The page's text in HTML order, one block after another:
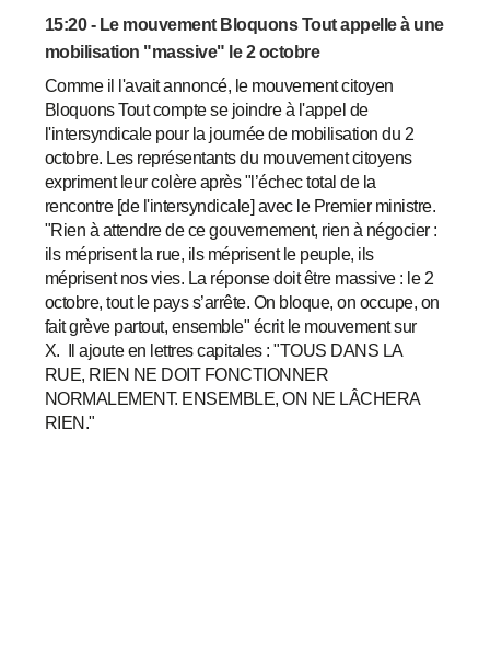
15:20 - Le mouvement Bloquons Tout appelle à une
mobilisation "massive" le 2 octobre
Comme il l'avait annoncé, le mouvement citoyen
Bloquons Tout compte se joindre à l'appel de
l'intersyndicale pour la journée de mobilisation du 2
octobre. Les représentants du mouvement citoyens
expriment leur colère après "l’échec total de la
rencontre [de l'intersyndicale] avec le Premier ministre.
"Rien à attendre de ce gouvernement, rien à négocier :
ils méprisent la rue, ils méprisent le peuple, ils
méprisent nos vies. La réponse doit être massive : le 2
octobre, tout le pays s’arrête. On bloque, on occupe, on
fait grève partout, ensemble" écrit le mouvement sur
X. Il ajoute en lettres capitales : "TOUS DANS LA
RUE, RIEN NE DOIT FONCTIONNER
NORMALEMENT. ENSEMBLE, ON NE LÂCHERA
RIEN."